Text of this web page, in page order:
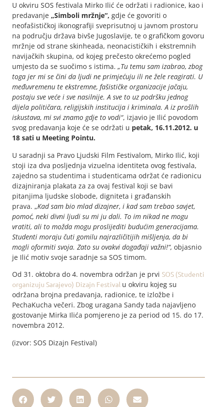
U okviru SOS festivala Mirko Ilić će održati i radionice, kao i
predavanje „Simboli mržnje“, gdje će govoriti o
neofašističkoj ikonografiji sveprisutnoj u javnom prostoru
na području država bivše Jugoslavije, te o grafičkom govoru
mržnje od strane skinheada, neonacističkih i ekstremnih
navijačkih skupina, od kojeg prečesto okrećemo pogled
umjesto da se suočimo s istima. „Tu temu sam izabrao, zbog
toga jer mi se čini da ljudi ne primjećuju ili ne žele reagirati. U
međuvremenu te ekstremne, fašističke organizacije jačaju,
postaju sve veće i sve nasilnije. A sve to uz podršku jednog
dijela političara, religijskih institucija i kriminala. A iz prošlih
iskustava, mi svi znamo gdje to vodi“, izjavio je Ilić povodom
svog predavanja koje će se održati u petak, 16.11.2012. u
18 sati u Meeting Pointu.
U saradnji sa Pravo Ljudski Film Festivalom, Mirko Ilić, koji
stoji iza dva posljednja vizuelna identiteta ovog festivala,
zajedno sa studentima i studenticama održat će radionicu
dizajniranja plakata za za ovaj festival koji se bavi
pitanjima ljudske slobode, digniteta i građanskih
prava. „Kad sam bio mlad dizajner, i kad sam trebao savjet,
pomoć, neki divni ljudi su mi ju dali. To im nikad ne mogu
vratiti, ali to možda mogu proslijediti budućim generacijama.
Studenti moraju čuti gomilu najrazličitijih mišljenja, da bi
mogli oformiti svoja. Zato su ovakvi događaji važni!“, objasnio
je Ilić motiv svoje saradnje sa SOS timom.
Od 31. oktobra do 4. novembra održan je prvi SOS (Studenti
organizuju Sarajevo) Dizajn Festival u okviru kojeg su
održana brojna predavanja, radionice, te izložbe i
PechaKucha večeri. Zbog uragana Sandy tada najavljeno
gostovanje Mirka Ilića pomjereno je za period od 15. do 17.
novembra 2012.
(izvor: SOS Dizajn Festival)